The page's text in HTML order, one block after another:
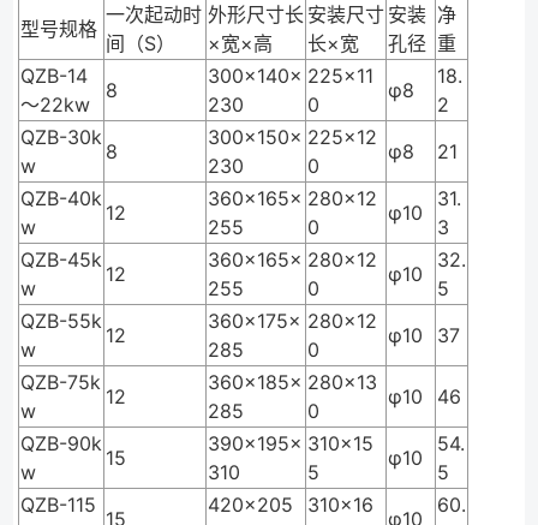
型号规格
一次起动时
间（S）
外形尺寸长
×宽×高
安装尺寸
长×宽
安装
孔径
净
重
QZB-14
～22kw
8
300×140×
230
225×11
0
φ8
18.
2
QZB-30k
w
8
300×150×
230
225×12
0
φ8
21
QZB-40k
w
12
360×165×
255
280×12
0
φ10
31.
3
QZB-45k
w
12
360×165×
255
280×12
0
φ10
32.
5
QZB-55k
w
12
360×175×
285
280×12
0
φ10
37
QZB-75k
w
12
360×185×
285
280×13
0
φ10
46
QZB-90k
w
15
390×195×
310
310×15
5
φ10
54.
5
QZB-115
15
420×205
310×16
φ10
60.